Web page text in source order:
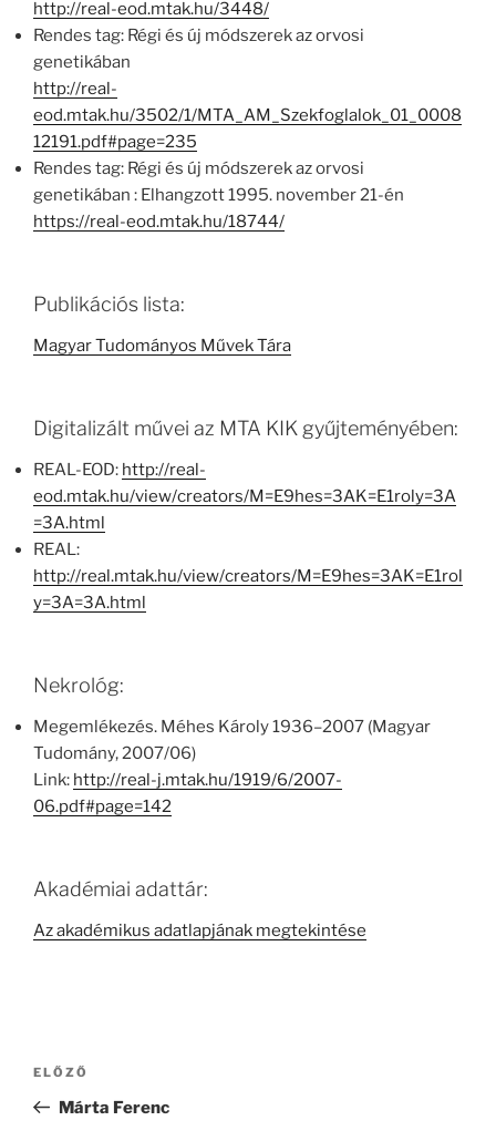
http://real-eod.mtak.hu/3448/
Rendes tag: Régi és új módszerek az orvosi
genetikában
http://real-
eod.mtak.hu/3502/1/MTA_AM_Szekfoglalok_01_0008
12191.pdf#page=235
Rendes tag: Régi és új módszerek az orvosi
genetikában : Elhangzott 1995. november 21-én
https://real-eod.mtak.hu/18744/
Publikációs lista:
Magyar Tudományos Művek Tára
Digitalizált művei az MTA KIK gyűjteményében:
REAL-EOD: http://real-
eod.mtak.hu/view/creators/M=E9hes=3AK=E1roly=3A
=3A.html
REAL:
http://real.mtak.hu/view/creators/M=E9hes=3AK=E1rol
y=3A=3A.html
Nekrológ:
Megemlékezés. Méhes Károly 1936–2007 (Magyar
Tudomány, 2007/06)
Link: http://real-j.mtak.hu/1919/6/2007-
06.pdf#page=142
Akadémiai adattár:
Az akadémikus adatlapjának megtekintése
Bejegyzés
Korábbi
bejegyzés
ELŐZŐ
Márta Ferenc